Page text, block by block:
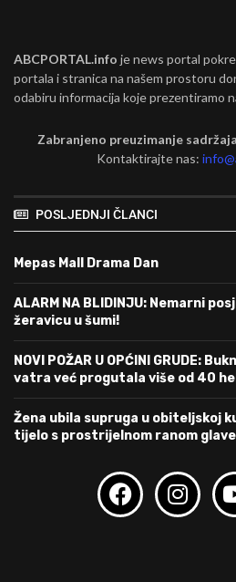
ABCPORTAL.info je news portal
portala i stranica na našem prostoru
odabiru informacija koje prezentiramo
Zabranjeno preuzimanje
Kontaktirajte nas:
POSLJEDNJI ČLANCI
Mepas Mall Drama Dan
ALARM NA BLIDINJU: Nemarni
žeravicu u šumi!
NOVI POŽAR U OPĆINI GRUDE:
vatra već progutala više od 40
Žena ubila supruga u obiteljskoj
tijelo s prostrijelnom ranom